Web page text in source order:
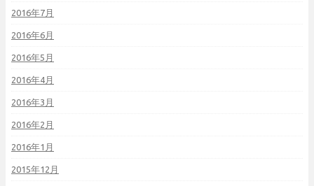
2016年7月
2016年6月
2016年5月
2016年4月
2016年3月
2016年2月
2016年1月
2015年12月